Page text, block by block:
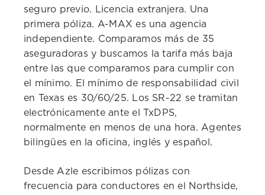
seguro previo. Licencia extranjera. Una
primera póliza. A-MAX es una agencia
independiente. Comparamos más de 35
aseguradoras y buscamos la tarifa más baja
entre las que comparamos para cumplir con
el mínimo. El mínimo de responsabilidad civil
en Texas es 30/60/25. Los SR-22 se tramitan
electrónicamente ante el TxDPS,
normalmente en menos de una hora. Agentes
bilingües en la oficina, inglés y español.
Desde Azle escribimos pólizas con
frecuencia para conductores en el Northside,